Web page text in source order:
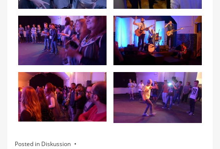
Posted in Diskussion